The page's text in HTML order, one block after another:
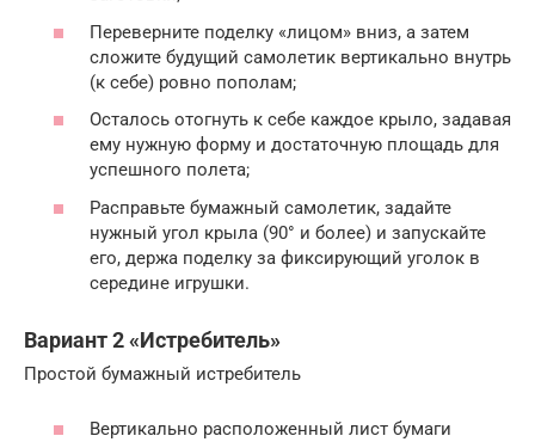
Переверните поделку «лицом» вниз, а затем
сложите будущий самолетик вертикально внутрь
(к себе) ровно пополам;
Осталось отогнуть к себе каждое крыло, задавая
ему нужную форму и достаточную площадь для
успешного полета;
Расправьте бумажный самолетик, задайте
нужный угол крыла (90° и более) и запускайте
его, держа поделку за фиксирующий уголок в
середине игрушки.
Вариант 2 «Истребитель»
Простой бумажный истребитель
Вертикально расположенный лист бумаги